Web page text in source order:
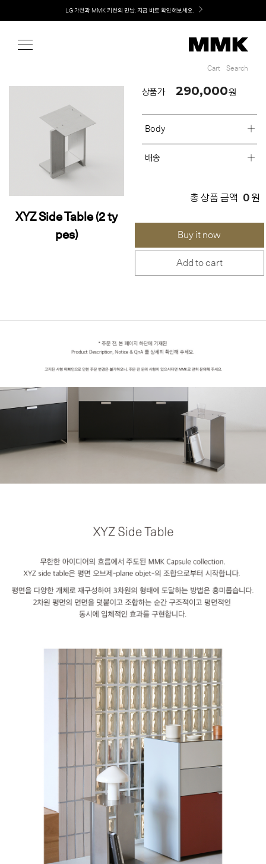
Welcome! 신규 회원가입 시 MMK Shop Coupon (총 60만원) 지급
Cart Search
XYZ Side Table (2 ty
pes)
상품가 290,000원
Body
배송
총 상품 금액 0 원
Buy it now
Add to cart